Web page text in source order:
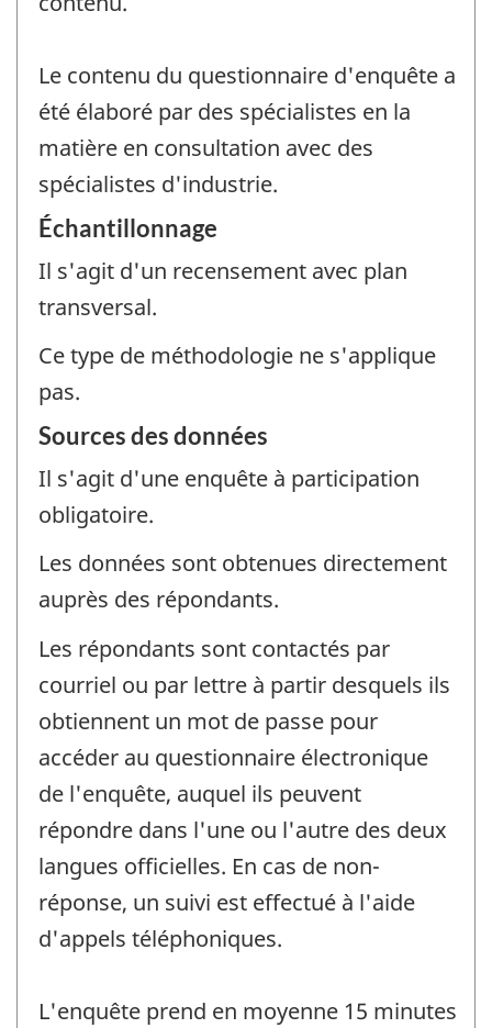
Le contenu du questionnaire d'enquête a
été élaboré par des spécialistes en la
matière en consultation avec des
spécialistes d'industrie.
Échantillonnage
Il s'agit d'un recensement avec plan
transversal.
Ce type de méthodologie ne s'applique
pas.
Sources des données
Il s'agit d'une enquête à participation
obligatoire.
Les données sont obtenues directement
auprès des répondants.
Les répondants sont contactés par
courriel ou par lettre à partir desquels ils
obtiennent un mot de passe pour
accéder au questionnaire électronique
de l'enquête, auquel ils peuvent
répondre dans l'une ou l'autre des deux
langues officielles. En cas de non-
réponse, un suivi est effectué à l'aide
d'appels téléphoniques.
L'enquête prend en moyenne 15 minutes